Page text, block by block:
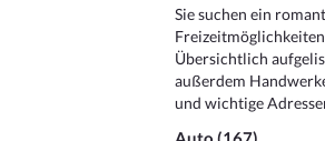
Sie suchen ein
Übersichtlich
außerdem
und wichtige